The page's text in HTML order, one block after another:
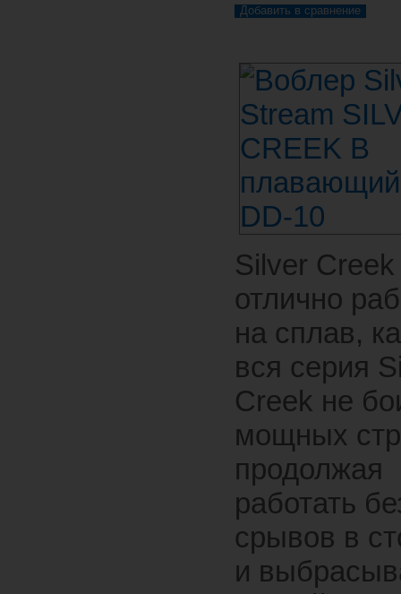
Silver
отлично
на сплав,
вся серия
Creek не
мощных
продолжая
работать
срывов в
и